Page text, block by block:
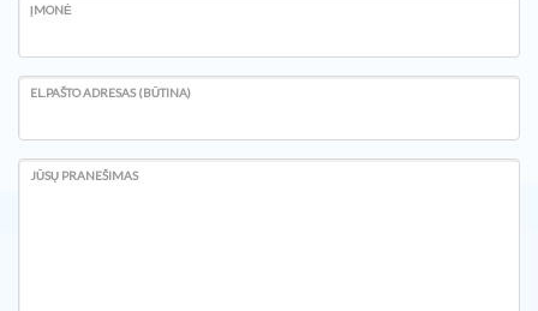
ĮMONĖ
EL.PAŠTO ADRESAS (BŪTINA)
JŪSŲ PRANEŠIMAS